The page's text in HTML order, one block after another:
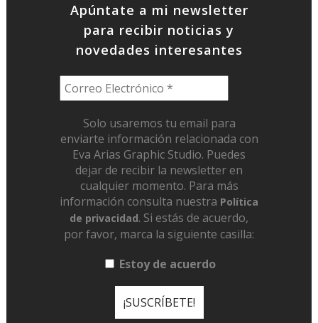
Apúntate a mi newsletter
para recibir noticias y
novedades interesantes
Solo usaremos tu email para
enviarte información relacionada con
Eva Arias Graphic Studio. Puedes
dejar de recibir la newsletter en
cualquier momento. Para más
información consulta nuestra Política
de privacidad. Si estás de acuerdo,
por favor, marca la siguiente casilla:
Estoy de acuerdo